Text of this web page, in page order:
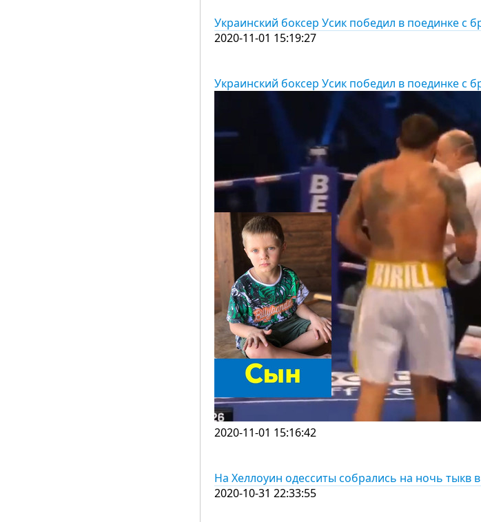
Украинский боксер Усик победил в поединке с
2020-11-01 15:19:27
Украинский боксер Усик победил в поединке с
2020-11-01 15:16:42
На Хеллоуин одесситы собрались на ночь тыкв
2020-10-31 22:33:55